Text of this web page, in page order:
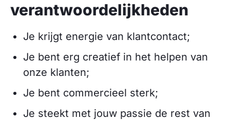
verantwoordelijkheden
Je krijgt energie van klantcontact;
Je bent erg creatief in het helpen van
onze klanten;
Je bent commercieel sterk;
Je steekt met jouw passie de rest van